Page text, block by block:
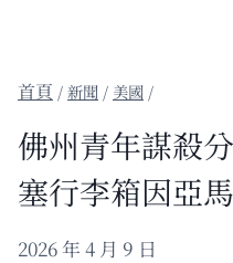
/新聞 / 美國 /
佛州青年謀殺
塞行李箱因亞
2026 年 4 月 9 日